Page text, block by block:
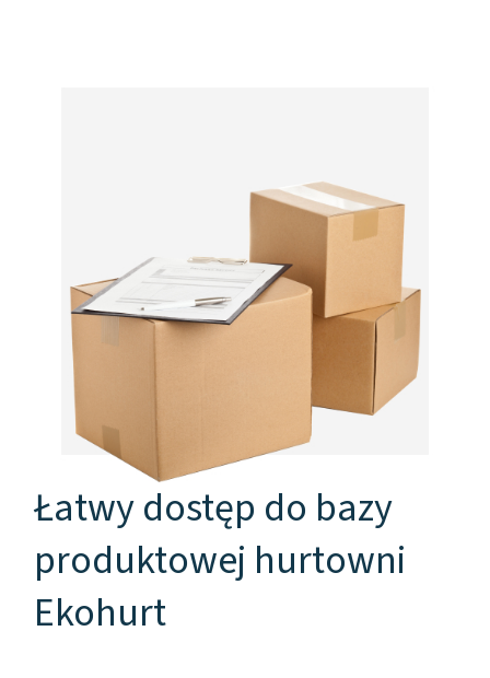
Łatwy dostęp do bazy
produktowej hurtowni
Ekohurt